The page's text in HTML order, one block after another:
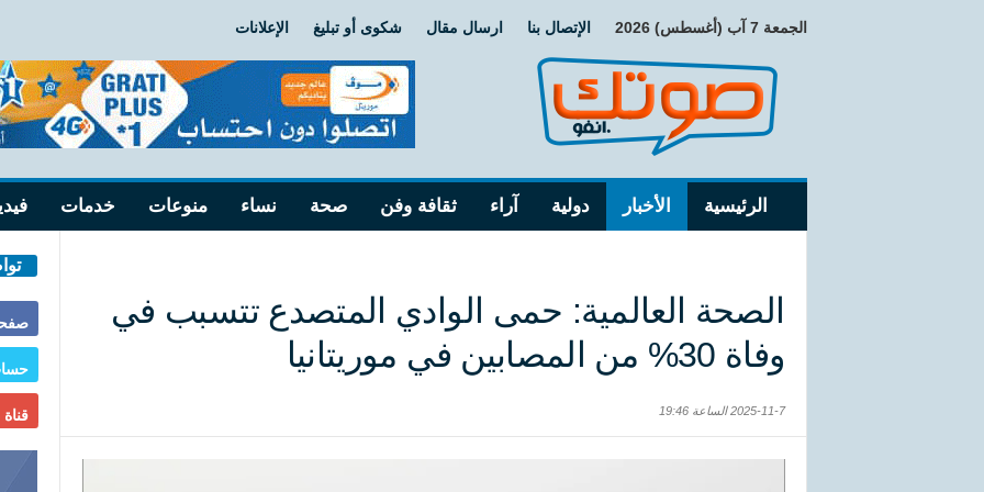
الجمعة 7 آب (أغسطس) 2026 الإتصال بنا ارسال مقال شكوى أو تبليغ الإعلانات
الرئيسية الأخبار دولية آراء ثقافة وفن صحة نساء منوعات خدمات
الصحة العالمية: حمى الوادي المتصدع تتسبب في
وفاة 30% من المصابين في موريتانيا
2025-11-7 الساعة 19:46